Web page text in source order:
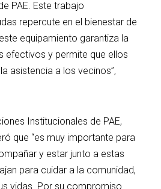
PAE. Este trabajo
repercute en el bienestar de
equipamiento garantiza la
efectivos y permite que ellos
asistencia a los vecinos”,
Institucionales de PAE,
que “es muy importante para
y estar junto a estas
para cuidar a la comunidad,
vidas. Por su compromiso